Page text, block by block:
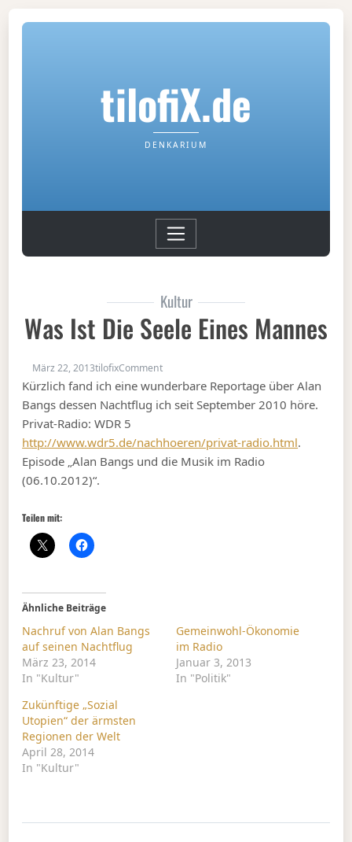
tilofiX.de
DENKARIUM
Kultur
Was Ist Die Seele Eines Mannes
März 22, 2013tilofixCommenton Was ist die Seele eines Mannes
Kürzlich fand ich eine wunderbare Reportage über Alan
Bangs dessen Nachtflug ich seit September 2010 höre.
Privat-Radio: WDR 5
http://www.wdr5.de/nachhoeren/privat-radio.html.
Episode „Alan Bangs und die Musik im Radio
(06.10.2012)“.
Teilen mit:
Ähnliche Beiträge
Nachruf von Alan Bangs
auf seinen Nachtflug
März 23, 2014
In "Kultur"
Gemeinwohl-Ökonomie
im Radio
Januar 3, 2013
In "Politik"
Zukünftige „Sozial
Utopien“ der ärmsten
Regionen der Welt
April 28, 2014
In "Kultur"